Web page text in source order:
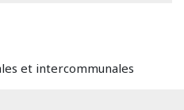
et intercommunales